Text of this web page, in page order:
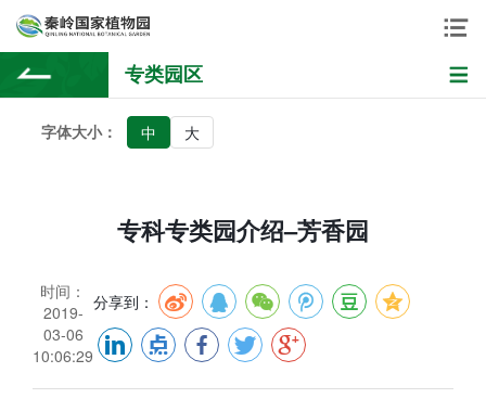
专类园区
字体大小： 中 大
专科专类园介绍–芳香园
时间：
2019-
03-06
10:06:29
分享到：